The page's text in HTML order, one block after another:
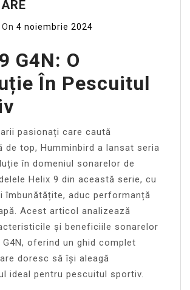
On 4 noiembrie 2024
G4N: O
În Pescuitul
pasionați care caută
de top, Humminbird a lansat seria
în domeniul sonarelor de
Helix 9 din această serie, cu
îmbunătățite, aduc performanță
Acest articol analizează
și beneficiile sonarelor
G4N, oferind un ghid complet
doresc să își aleagă
ideal pentru pescuitul sportiv.